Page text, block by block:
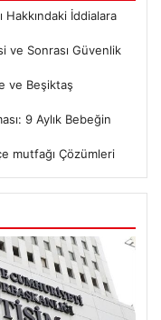
Hakkındaki İddialara
ve Sonrası Güvenlik
ve Beşiktaş
9 Aylık Bebeğin
mutfağı Çözümleri